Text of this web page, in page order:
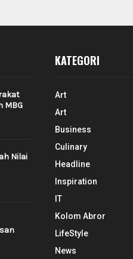
MBG
Nilai
KATEGORI
Art
Art
Business
Culinary
Headline
Inspiration
IT
Kolom Abror
LifeStyle
News